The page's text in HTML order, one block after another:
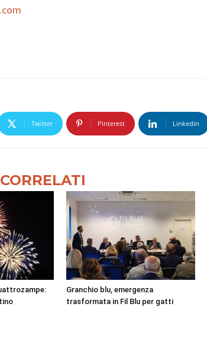
Twitter Pinterest Linkedin
Granchio blu, emergenza
trasformata in Fil Blu per gatti